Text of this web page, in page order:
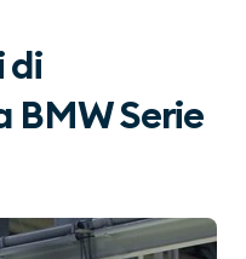
di
BMW Serie